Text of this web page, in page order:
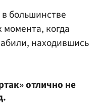
большинстве
когда
находившись
отлично не